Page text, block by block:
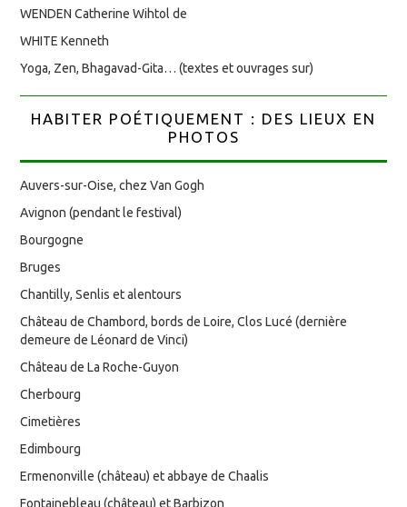
WENDEN Catherine Wihtol de
WHITE Kenneth
Yoga, Zen, Bhagavad-Gita… (textes et ouvrages sur)
HABITER POÉTIQUEMENT : DES LIEUX EN
PHOTOS
Auvers-sur-Oise, chez Van Gogh
Avignon (pendant le festival)
Bourgogne
Bruges
Chantilly, Senlis et alentours
Château de Chambord, bords de Loire, Clos Lucé (dernière
demeure de Léonard de Vinci)
Château de La Roche-Guyon
Cherbourg
Cimetières
Edimbourg
Ermenonville (château) et abbaye de Chaalis
Fontainebleau (château) et Barbizon